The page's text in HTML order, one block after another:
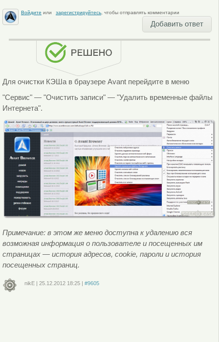
Войдите или зарегистрируйтесь, чтобы отправлять комментарии
Добавить ответ
Для очистки КЭШа в браузере Avant перейдите в меню
"Сервис" — "Очистить записи" — "Удалить временные файлы
Интернета".
Примечание: в этом же меню доступна к удалению вся
возможная информация о пользователе и посещенных им
страницах — история адресов, cookie, пароли и история
посещенных страниц.
nikE| 25.12.2012 18:25| #9605